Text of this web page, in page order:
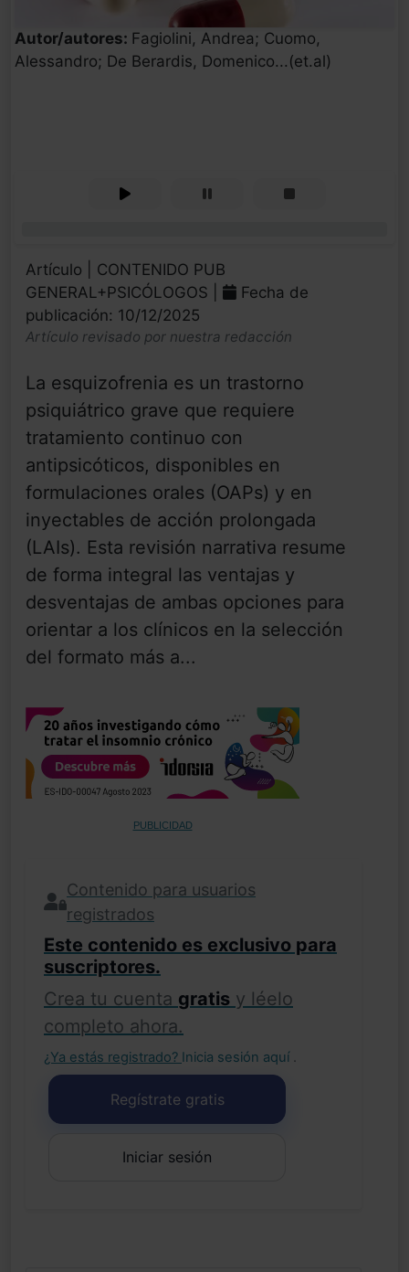
Autor/autores: Fagiolini, Andrea; Cuomo,
Alessandro; De Berardis, Domenico...(et.al)
Artículo | CONTENIDO PUB
GENERAL+PSICÓLOGOS |
Fecha de
publicación: 10/12/2025
Artículo revisado por nuestra redacción
La esquizofrenia es un trastorno
psiquiátrico grave que requiere
tratamiento continuo con
antipsicóticos, disponibles en
formulaciones orales (OAPs) y en
inyectables de acción prolongada
(LAIs). Esta revisión narrativa resume
de forma integral las ventajas y
desventajas de ambas opciones para
orientar a los clínicos en la selección
del formato más a...
PUBLICIDAD
Contenido para usuarios
registrados
Este contenido es exclusivo para
suscriptores.
Crea tu cuenta gratis y léelo
completo ahora.
¿Ya estás registrado? Inicia sesión aquí .
Regístrate gratis
Iniciar sesión